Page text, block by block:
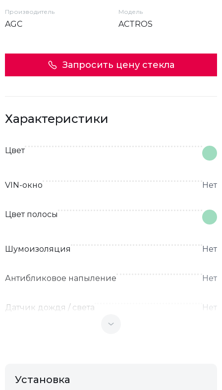
Производитель
AGC
Модель
ACTROS
Запросить цену стекла
Характеристики
Цвет
VIN-окно Нет
Цвет полосы
Шумоизоляция Нет
Антибликовое напыление Нет
Датчик дождя / света Нет
Установка